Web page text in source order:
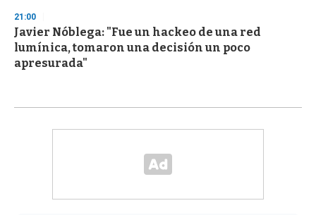
21:00
Javier Nóblega: "Fue un hackeo de una red
lumínica, tomaron una decisión un poco
apresurada"